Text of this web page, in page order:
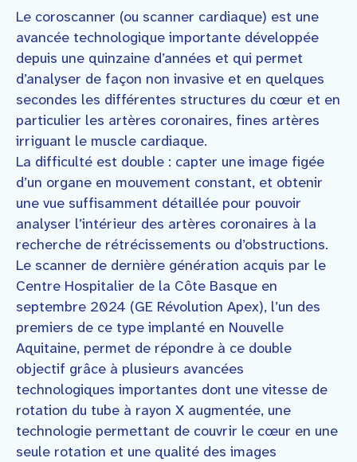
Le coroscanner (ou scanner cardiaque) est une
avancée technologique importante développée
depuis une quinzaine d’années et qui permet
d’analyser de façon non invasive et en quelques
secondes les différentes structures du cœur et en
particulier les artères coronaires, fines artères
irriguant le muscle cardiaque.
La difficulté est double : capter une image figée
d’un organe en mouvement constant, et obtenir
une vue suffisamment détaillée pour pouvoir
analyser l’intérieur des artères coronaires à la
recherche de rétrécissements ou d’obstructions.
Le scanner de dernière génération acquis par le
Centre Hospitalier de la Côte Basque en
septembre 2024 (GE Révolution Apex), l’un des
premiers de ce type implanté en Nouvelle
Aquitaine, permet de répondre à ce double
objectif grâce à plusieurs avancées
technologiques importantes dont une vitesse de
rotation du tube à rayon X augmentée, une
technologie permettant de couvrir le cœur en une
seule rotation et une qualité des images